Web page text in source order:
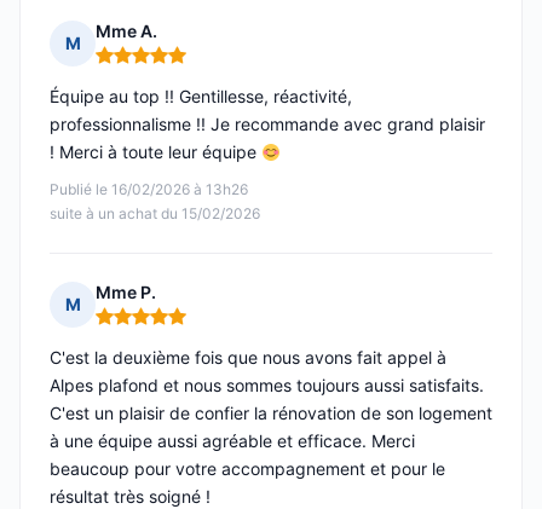
M
Mme A.
Note : 5 sur 5
Publié le 16/02/2026 à 13h26
suite à un achat du 15/02/2026
Équipe au top !! Gentillesse, réactivité,
professionnalisme !! Je recommande avec grand plaisir
! Merci à toute leur équipe
M
Mme P.
Note : 5 sur 5
C'est la deuxième fois que nous avons fait appel à
Alpes plafond et nous sommes toujours aussi satisfaits.
C'est un plaisir de confier la rénovation de son logement
à une équipe aussi agréable et efficace. Merci
beaucoup pour votre accompagnement et pour le
résultat très soigné !